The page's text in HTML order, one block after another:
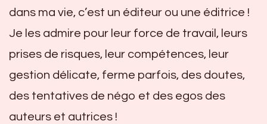
dans ma vie, c’est un éditeur ou une éditrice !
Je les admire pour leur force de travail, leurs
prises de risques, leur compétences, leur
gestion délicate, ferme parfois, des doutes,
des tentatives de négo et des egos des
auteurs et autrices !